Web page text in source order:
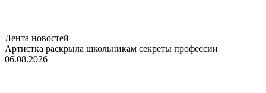
Лента новостей
Артистка раскрыла школьникам секреты профессии
06.08.2026